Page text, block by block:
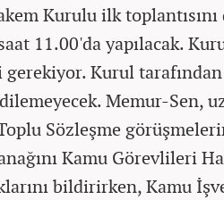
Kurulu ilk toplantısını
11.00'da yapılacak.
gerekiyor. Kurul
Memur-Sen,
Sözleşme
Kamu Görevlileri
bildirirken, Kamu